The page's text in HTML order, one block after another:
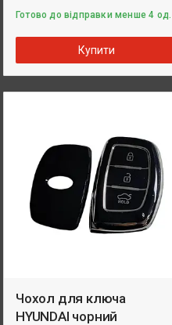
Готово до відправки менше 4 од.
Купити
Чохол для ключа
HYUNDAI чорний